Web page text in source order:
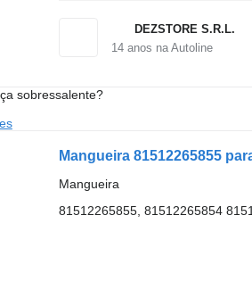
DEZSTORE S.R.L.
14anos na Autoline
sobressalente?
Mangueira 81512265855
Mangueira
81512265855, 81512265854